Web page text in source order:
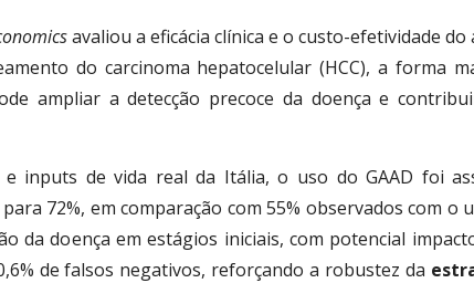
avaliou a eficácia clínica e o custo-efetividade
do carcinoma hepatocelular (HCC), a forma
ampliar a detecção precoce da doença e
e inputs de vida real da Itália, o uso do GAAD foi
72%, em comparação com 55% observados com o
da doença em estágios iniciais, com potencial
de falsos negativos, reforçando a robustez da